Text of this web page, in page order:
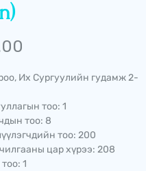
Их Сургуулийн гудамж 2-
тоо: 1
тоо: 8
тоо: 200
цар хүрээ: 208
1